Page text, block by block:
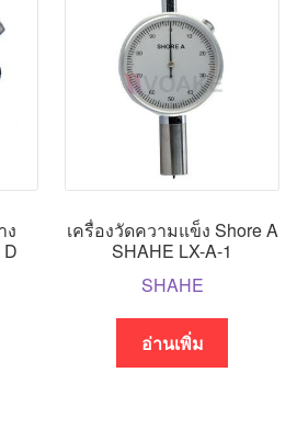
ง
เครื่องวัดความแข็ง Shore A
SHAHE LX-A-1
SHAHE
อ่านเพิ่ม